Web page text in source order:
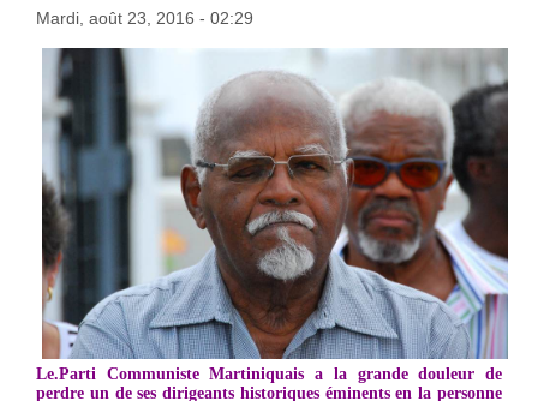
Mardi, août 23, 2016 - 02:29
Le.Parti Communiste Martiniquais a la grande douleur de
perdre un de ses dirigeants historiques éminents en la personne